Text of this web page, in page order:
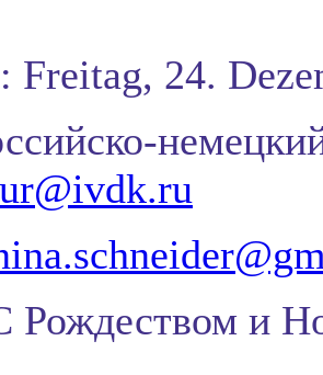
Freitag, 24.
Рождеством и